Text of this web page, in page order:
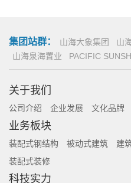
集团站群： 山海大象集团 山
山海泉海置业
PACIFIC
关于我们
公司介绍 企业发展 文化品牌
业务板块
装配式钢结构 被动式建筑 建
装配式装修
科技实力